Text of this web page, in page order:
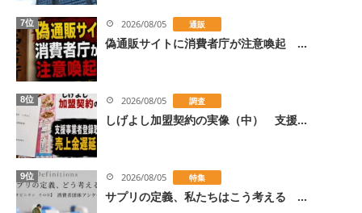
7位 2026/08/05 通販
偽通販サイトに消費者庁が注意喚起 ...
8位 2026/08/05 調査
しげよし加盟契約の実像（中） 支援...
9位 2026/08/05 特集
サプリの定義、私たちはこう考える ...